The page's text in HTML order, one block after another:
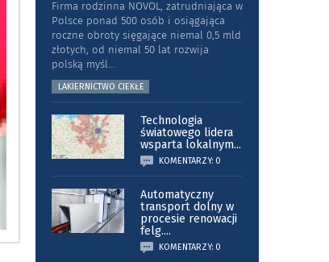
Firma rodzinna NOVOL, zatrudniająca w
Polsce ponad 500 osób i osiągająca
roczne obroty sięgające niemal 0,5 mld
złotych, od niemal 50 lat rozwija
polską myśl...
LAKIERNICTWO CIEKŁE
Technologia
światowego lidera
wsparta lokalnym...
KOMENTARZY: 0
Automatyczny
transport dolny w
procesie renowacji
felg....
KOMENTARZY: 0